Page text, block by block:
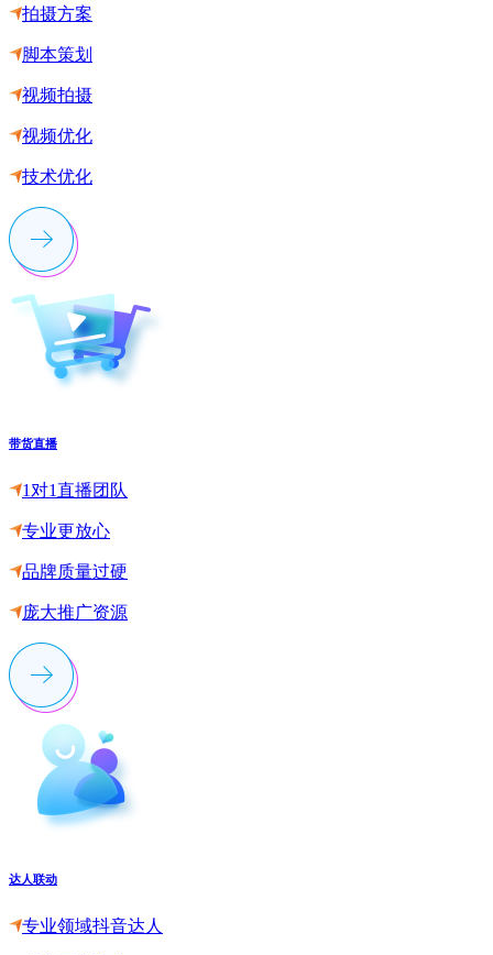
拍摄方案
脚本策划
视频拍摄
视频优化
技术优化
带货直播
1对1直播团队
专业更放心
品牌质量过硬
庞大推广资源
达人联动
专业领域抖音达人